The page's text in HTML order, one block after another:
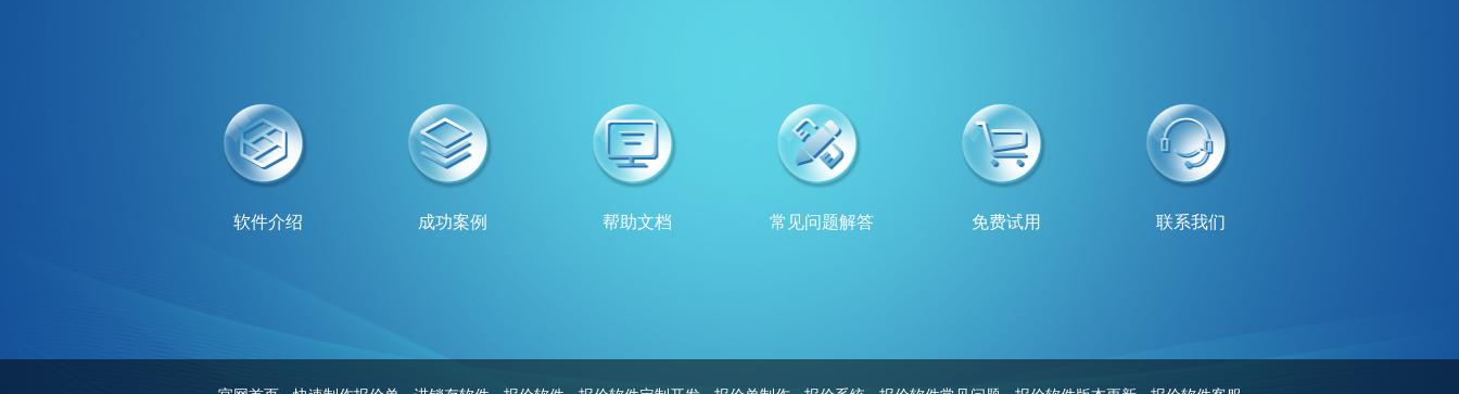
软件介绍 成功案例 帮助文档 常见问题解答 免费试用 联系我们